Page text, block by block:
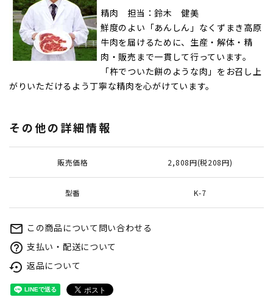
精肉 担当：鈴木 健美
鮮度のよい「あんしん」なくずまき高原
牛肉を届けるために、生産・解体・精
肉・販売まで一貫して行っています。
「杵でついた餅のような肉」をお召し上
がりいただけるよう丁寧な精肉を心がけています。
その他の詳細情報
販売価格 2,808円(税208円)
型番 K-7
mail_outline この商品について問い合わせる
help_outline 支払い・配送について
settings_backup_restore 返品について